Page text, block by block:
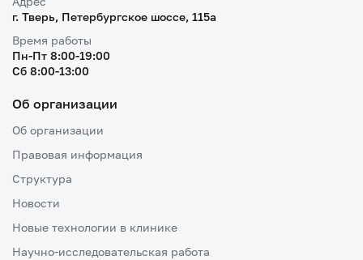
г. Тверь, Петербургское шоссе, 115a
Пн-Пт 8:00-19:00
Cб 8:00-13:00
Время работы
Об организации
Об организации
Правовая информация
Структура
Новости
Новые технологии в клинике
Научно-исследовательская работа